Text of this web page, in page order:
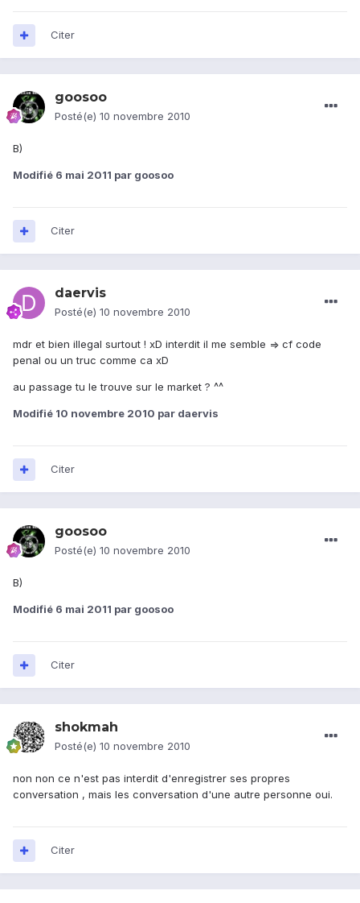
Citer
goosoo
Posté(e) 10 novembre 2010
B)
Modifié 6 mai 2011 par goosoo
Citer
daervis
Posté(e) 10 novembre 2010
mdr et bien illegal surtout ! xD interdit il me semble => cf code
penal ou un truc comme ca xD
au passage tu le trouve sur le market ? ^^
Modifié 10 novembre 2010 par daervis
Citer
goosoo
Posté(e) 10 novembre 2010
B)
Modifié 6 mai 2011 par goosoo
Citer
shokmah
Posté(e) 10 novembre 2010
non non ce n'est pas interdit d'enregistrer ses propres
conversation , mais les conversation d'une autre personne oui.
Citer